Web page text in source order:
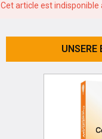
Cet article est
UNSERE